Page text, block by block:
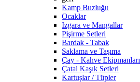
Kamp Buzluğu
Ocaklar
Izgara ve Mangallar
Pişirme Setleri
Bardak - Tabak
Saklama ve Taşıma
Çay - Kahve Ekipmanları
Çatal Kaşık Setleri
Kartuşlar / Tüpler